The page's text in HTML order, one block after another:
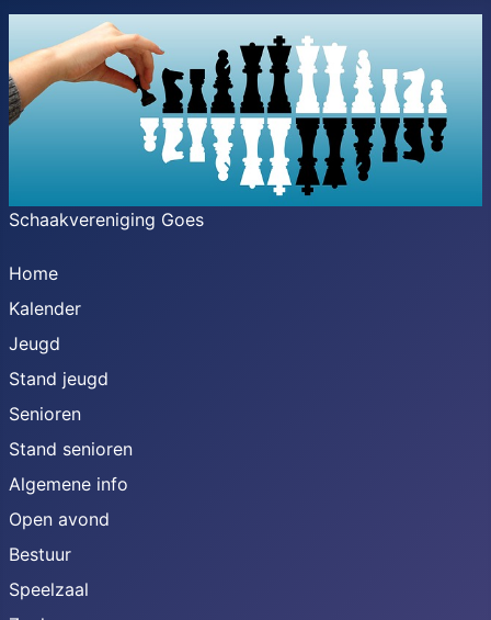
Schaakvereniging Goes
Home
Kalender
Jeugd
Stand jeugd
Senioren
Stand senioren
Algemene info
Open avond
Bestuur
Speelzaal